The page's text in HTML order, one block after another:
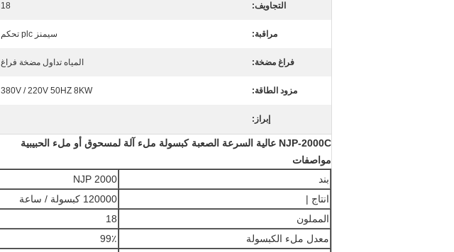
التجاويف: 18
مراقبة: سيمنز plc تحكم
فراغ مضخة: المياه تداول مضخة فراغ
مزود الطاقة: 380V / 220V 50HZ 8KW
إبراز:
NJP-2000C عالية السرعة الصعبة كبسولة ملء آلة لمسحوق أو ملء الحبيبية
مواصفات
بند
NJP 2000
انتاج |
120000 كبسولة / ساعة
المملون
18
معدل ملء الكبسولة
99٪